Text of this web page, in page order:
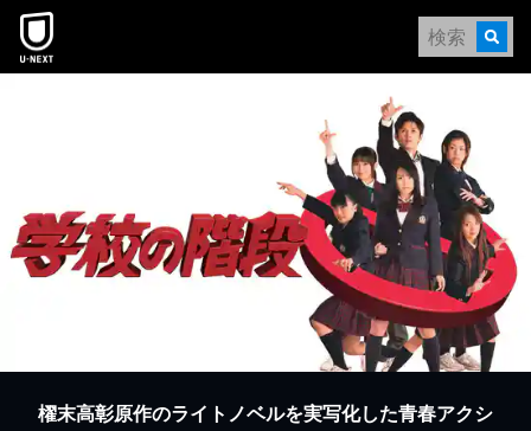
本文へスキップ
櫂末高彰原作のライトノベルを実写化した青春アクシ